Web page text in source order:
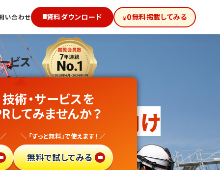
い合わせ 資料ダウンロード ￥0無料掲載してみる
ビス
!
・建設業 向け
イトで
術・サービスを
してみませんか？
＼ 「ずっと無料」で使えます！ ／
無料で試してみる